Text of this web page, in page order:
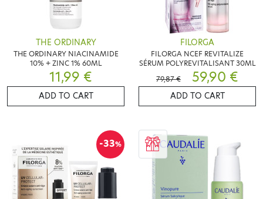
THE ORDINARY
THE ORDINARY NIACINAMIDE
10% + ZINC 1% 60ML
11,99 €
ADD TO CART
FILORGA
FILORGA NCEF REVITALIZE
SÉRUM POLYREVITALISANT 30ML
79,87 €
59,90 €
ADD TO CART
-33%